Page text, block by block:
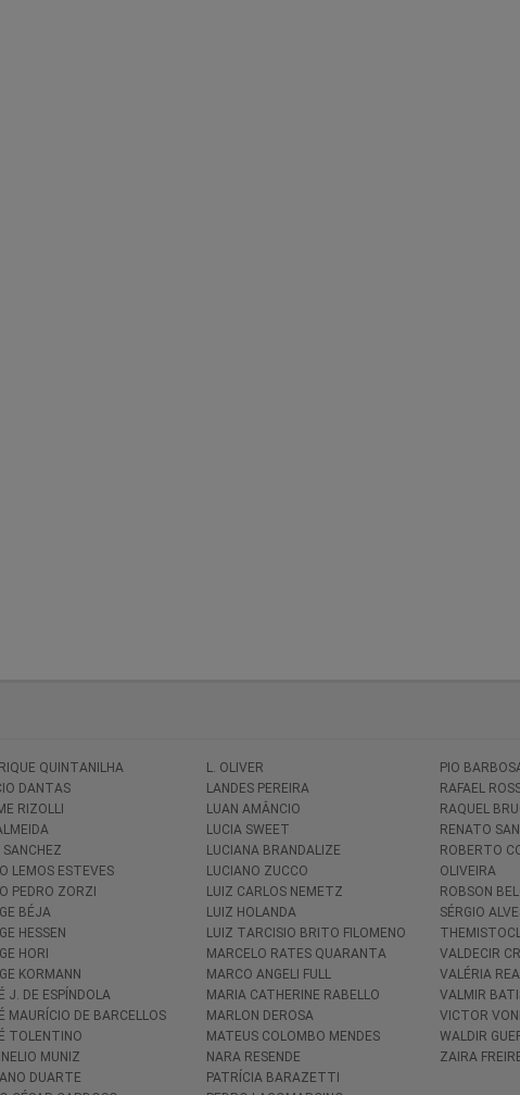
QUINTANILHA
DANTAS
RIZOLLI
LEMOS ESTEVES
PEDRO ZORZI
BÉJA
HESSEN
HORI
KORMANN
J. DE ESPÍNDOLA
MAURÍCIO DE BARCELLOS
TOLENTINO
MUNIZ
DUARTE
L. OLIVER
LANDES PEREIRA
LUAN AMÂNCIO
LUCIA SWEET
LUCIANA BRANDALIZE
LUCIANO ZUCCO
LUIZ CARLOS NEMETZ
LUIZ HOLANDA
LUIZ TARCISIO BRITO FILOMENO
MARCELO RATES QUARANTA
MARCO ANGELI FULL
MARIA CATHERINE RABELLO
MARLON DEROSA
MATEUS COLOMBO MENDES
NARA RESENDE
PATRÍCIA BARAZETTI
PIO
RAFAEL
RAQUEL
RENATO
ROBERTO
OLIVEIRA
ROBSON
SÉRGIO
VALDECIR
VALÉRIA
VALMIR
VICTOR
WALDIR
ZAIRA